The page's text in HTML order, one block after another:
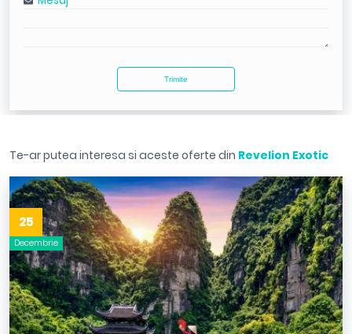
Te-ar putea interesa si aceste oferte din Revelion Exotic
25
Decembrie